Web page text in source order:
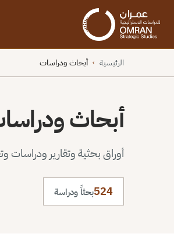
الرئيسية › أبحاث ودراسات
أبحاث
أوراق بحثية وتقارير ودراسات
524بحثاً ودراسة